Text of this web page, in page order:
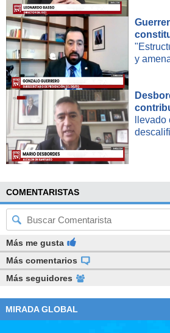
para educar a las mujeres en la
porque sabemos que es difícil ir a la
por falta de información y por temor”.
y
COMENTARISTAS
Más me gusta
Más comentarios
Más seguidores
MIRADA GLOBAL